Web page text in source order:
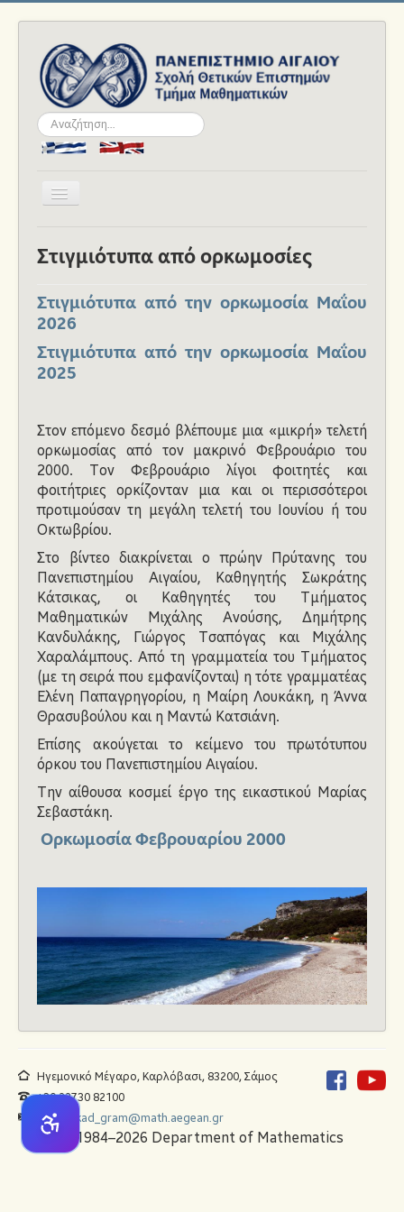
Αναζήτηση...
Εναλλαγή
Το Τμήμα
Ανθρώπινο Δυναμικό
Σπουδές
Ακαδημαϊκά
Ανακοινώσεις
Στιγμιότυπα από ορκωμοσίες
Στιγμιότυπα από την ορκωμοσία Μαΐου
2026
Στιγμιότυπα από την ορκωμοσία Μαΐου
2025
Στον επόμενο δεσμό βλέπουμε μια «μικρή» τελετή
ορκωμοσίας από τον μακρινό Φεβρουάριο του
2000. Τον Φεβρουάριο λίγοι φοιτητές και
φοιτήτριες ορκίζονταν μια και οι περισσότεροι
προτιμούσαν τη μεγάλη τελετή του Ιουνίου ή του
Οκτωβρίου.
Στο βίντεο διακρίνεται ο πρώην Πρύτανης του
Πανεπιστημίου Αιγαίου, Καθηγητής Σωκράτης
Κάτσικας, οι Καθηγητές του Τμήματος
Μαθηματικών Μιχάλης Ανούσης, Δημήτρης
Κανδυλάκης, Γιώργος Τσαπόγας και Μιχάλης
Χαραλάμπους. Από τη γραμματεία του Τμήματος
(με τη σειρά που εμφανίζονται) η τότε γραμματέας
Ελένη Παπαγρηγορίου, η Μαίρη Λουκάκη, η Άννα
Θρασυβούλου και η Μαντώ Κατσιάνη.
Επίσης ακούγεται το κείμενο του πρωτότυπου
όρκου του Πανεπιστημίου Αιγαίου.
Την αίθουσα κοσμεί έργο της εικαστικού Μαρίας
Σεβαστάκη.
Ορκωμοσία Φεβρουαρίου 2000
Ηγεμονικό Μέγαρο, Καρλόβασι, 83200, Σάμος
+30 22730 82100
math_akad_gram@math.aegean.gr
© 1984–2026 Department of Mathematics